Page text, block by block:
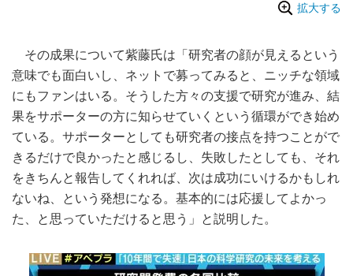
拡大する
その成果について紫藤氏は「研究者の顔が見えるという
意味でも面白いし、ネットで募ってみると、ニッチな領域
にもファンはいる。そうした方々の支援で研究が進み、結
果をサポーターの方に知らせていくという循環ができ始め
ている。サポーターとしても研究者の接点を持つことがで
きるだけで良かったと感じるし、失敗したとしても、それ
をきちんと報告してくれれば、次は成功にいけるかもしれ
ないね、という発想になる。基本的には応援してよかっ
た、と思っていただけると思う」と説明した。